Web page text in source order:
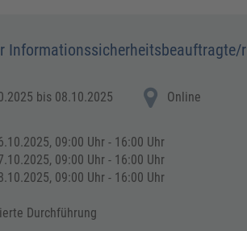
Informationssicherheitsbeauftragte/r
bis 08.10.2025 Online
09:00 Uhr - 16:00 Uhr
09:00 Uhr - 16:00 Uhr
09:00 Uhr - 16:00 Uhr
Durchführung